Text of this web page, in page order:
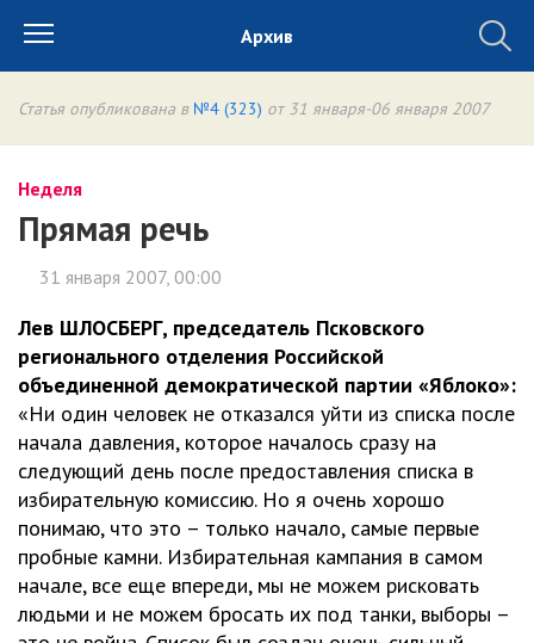
Архив
Статья опубликована в №4 (323) от 31 января-06 января 2007
Неделя
Прямая речь
31 января 2007, 00:00
Лев ШЛОСБЕРГ, председатель Псковского
регионального отделения Российской
объединенной демократической партии «Яблоко»:
«Ни один человек не отказался уйти из списка после
начала давления, которое началось сразу на
следующий день после предоставления списка в
избирательную комиссию. Но я очень хорошо
понимаю, что это – только начало, самые первые
пробные камни. Избирательная кампания в самом
начале, все еще впереди, мы не можем рисковать
людьми и не можем бросать их под танки, выборы –